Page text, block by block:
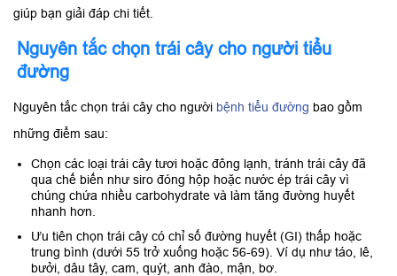
giúp bạn giải đáp chi tiết.
Nguyên tắc chọn trái cây cho người tiểu
đường
Nguyên tắc chọn trái cây cho người bệnh tiểu đường bao gồm
những điểm sau:
Chọn các loại trái cây tươi hoặc đông lạnh, tránh trái cây đã
qua chế biến như siro đóng hộp hoặc nước ép trái cây vì
chúng chứa nhiều carbohydrate và làm tăng đường huyết
nhanh hơn.
Ưu tiên chọn trái cây có chỉ số đường huyết (GI) thấp hoặc
trung bình (dưới 55 trở xuống hoặc 56-69). Ví dụ như táo, lê,
bưởi, dâu tây, cam, quýt, anh đào, mận, bơ.